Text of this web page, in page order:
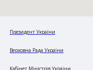
Президент України
Верховна Рада України
Кабінет Міністрів України